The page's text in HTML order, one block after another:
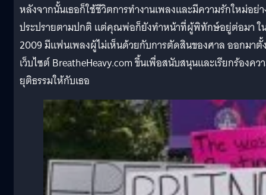
หลังจากนั้นเธอก็ใช้ชีวิตการทำงานเพลงและมีความรักใหม่อย่
ประปรายตามปกติ แต่คุณพ่อก็ยังทำหน้าที่ผู้พิทักษ์อยู่ต่อมา ใ
2009 มีแฟนเพลงผู้ไม่เห็นด้วยกับการตัดสินของศาล ออกมาตั้
เว็บไซต์ BreatheHeavy.com ขึ้นเพื่อสนับสนุนและเรียกร้องคว
ยุติธรรมให้กับเธอ